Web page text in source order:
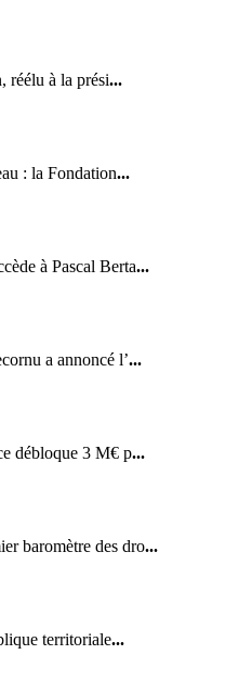
réélu à la prési...
: la Fondation...
à Pascal Berta...
a annoncé l’...
débloque 3 M€ p...
baromètre des dro...
territoriale...